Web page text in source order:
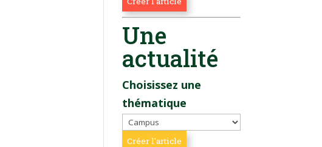
Une
actualité
Choisissez une
thématique